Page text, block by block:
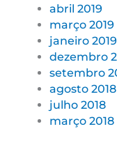
abril 2019
março 2019
janeiro 2019
dezembro
setembro
agosto 2018
julho 2018
março 2018